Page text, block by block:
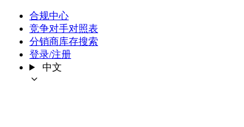
合规中心
竞争对手对照表
分销商库存搜索
登录/注册
中文